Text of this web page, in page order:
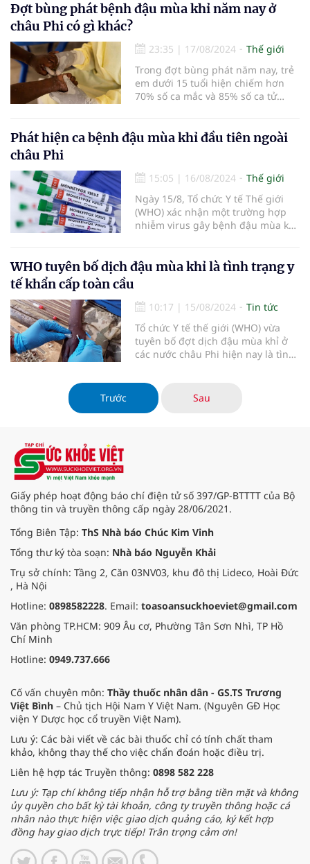
Đợt bùng phát bệnh đậu mùa khỉ năm nay ở
châu Phi có gì khác?
23:35 | 17/08/2024
Thế giới
Trong đợt bùng phát năm nay, trẻ
em dưới 15 tuổi hiện chiếm hơn
70% số ca mắc và 85% số ca tử
Phát hiện ca bệnh đậu mùa khỉ đầu tiên ngoài
châu Phi
15:05 | 16/08/2024
Thế giới
Ngày 15/8, Tổ chức Y tế Thế giới
(WHO) xác nhận một trường hợp
nhiễm virus gây bệnh đậu mùa khỉ
WHO tuyên bố dịch đậu mùa khỉ là tình trạng y
tế khẩn cấp toàn cầu
10:17 | 15/08/2024
Tin tức
Tổ chức Y tế thế giới (WHO) vừa
tuyên bố đợt dịch đậu mùa khỉ ở
các nước châu Phi hiện nay là tình
đồng (PHEIC).
Trước
Sau
Giấy phép hoạt động báo chí điện tử số 397/GP-BTTTT của Bộ
thông tin và truyền thông cấp ngày 28/06/2021.
Tổng Biên Tập: ThS Nhà báo Chúc Kim Vinh
Tổng thư ký tòa soạn: Nhà báo Nguyễn Khải
Trụ sở chính: Tầng 2, Căn 03NV03, khu đô thị Lideco, Hoài Đức
, Hà Nội
Hotline: 0898582228. Email: toasoansuckhoeviet@gmail.com
Văn phòng TP.HCM: 909 Âu cơ, Phường Tân Sơn Nhì, TP Hồ
Chí Minh
Hotline: 0949.737.666
Cố vấn chuyên môn: Thầy thuốc nhân dân - GS.TS Trương
Việt Bình – Chủ tịch Hội Nam Y Việt Nam. (Nguyên GĐ Học
viện Y Dược học cổ truyền Việt Nam).
Lưu ý: Các bài viết về các bài thuốc chỉ có tính chất tham
khảo, không thay thế cho việc chẩn đoán hoặc điều trị.
Liên hệ hợp tác Truyền thông: 0898 582 228
Lưu ý: Tạp chí không tiếp nhận hỗ trợ bằng tiền mặt và không
ủy quyền cho bất kỳ tài khoản, công ty truyền thông hoặc cá
nhân nào thực hiện việc giao dịch quảng cáo, ký kết hợp
đồng hay giao dịch trực tiếp! Trân trọng cảm ơn!